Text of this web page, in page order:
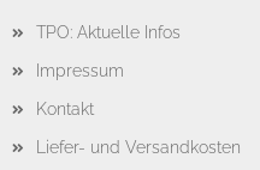
TPO: Aktuelle Infos
Impressum
Kontakt
Liefer- und Versandkosten